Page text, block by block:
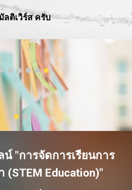
ลติเวิร์ส ครับ
"การจัดการเรียนการ
(STEM Education)"